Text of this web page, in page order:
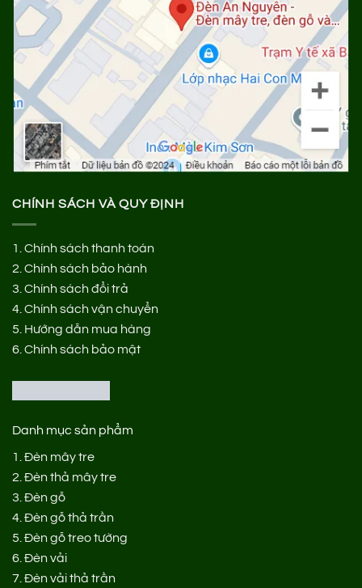
CHÍNH SÁCH VÀ QUY ĐỊNH
1. Chính sách thanh toán
2. Chính sách bảo hành
3. Chính sách đổi trả
4. Chính sách vận chuyển
5. Hướng dẫn mua hàng
6. Chính sách bảo mật
Danh mục sản phẩm
1. Đèn mây tre
2. Đèn thả mây tre
3. Đèn gỗ
4. Đèn gỗ thả trần
5. Đèn gỗ treo tường
6. Đèn vải
7. Đèn vải thả trần